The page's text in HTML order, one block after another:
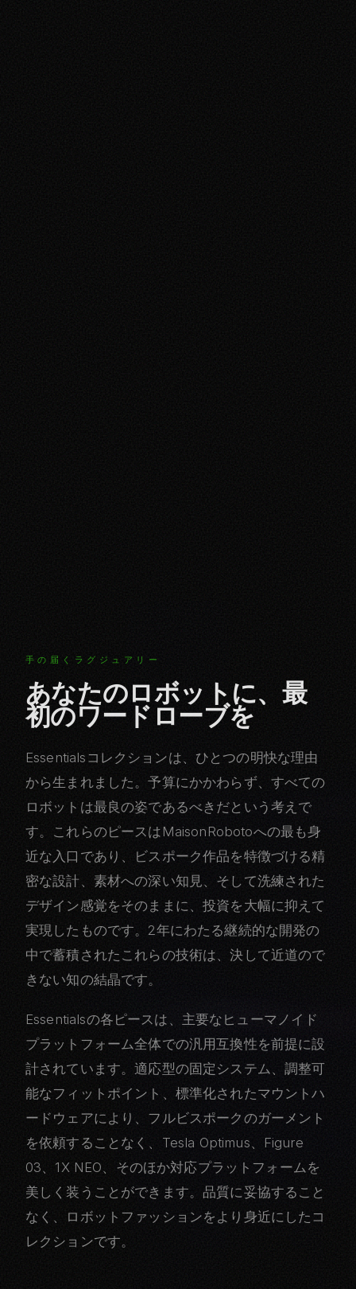
手の届くラグジュアリー
あなたのロボットに、最
初のワードローブを
Essentialsコレクションは、ひとつの明快な理由
から生まれました。予算にかかわらず、すべての
ロボットは最良の姿であるべきだという考えで
す。これらのピースはMaisonRobotoへの最も身
近な入口であり、ビスポーク作品を特徴づける精
密な設計、素材への深い知見、そして洗練された
デザイン感覚をそのままに、投資を大幅に抑えて
実現したものです。2年にわたる継続的な開発の
中で蓄積されたこれらの技術は、決して近道ので
きない知の結晶です。
Essentialsの各ピースは、主要なヒューマノイド
プラットフォーム全体での汎用互換性を前提に設
計されています。適応型の固定システム、調整可
能なフィットポイント、標準化されたマウントハ
ードウェアにより、フルビスポークのガーメント
を依頼することなく、Tesla Optimus、Figure
03、1X NEO、そのほか対応プラットフォームを
美しく装うことができます。品質に妥協すること
なく、ロボットファッションをより身近にしたコ
レクションです。